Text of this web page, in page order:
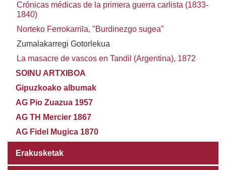
Crónicas médicas de la primera guerra carlista (1833-
1840)
Norteko Ferrokarrila, "Burdinezgo sugea"
Zumalakarregi Gotorlekua
La masacre de vascos en Tandil (Argentina), 1872
SOINU ARTXIBOA
Gipuzkoako albumak
AG Pio Zuazua 1957
AG TH Mercier 1867
AG Fidel Mugica 1870
Erakusketak